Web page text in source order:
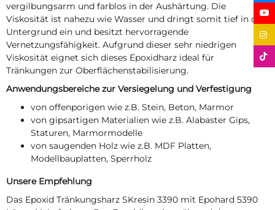
vergilbungsarm und farblos in der Aushärtung. Die
Viskosität ist nahezu wie Wasser und dringt somit tief in den
Untergrund ein und besitzt hervorragende
Vernetzungsfähigkeit. Aufgrund dieser sehr niedrigen
Viskosität eignet sich dieses Epoxidharz ideal für
Tränkungen zur Oberflächenstabilisierung.
Anwendungsbereiche zur Versiegelung und Verfestigung
von offenporigen wie z.B. Stein, Beton, Marmor
von gipsartigen Materialien wie z.B. Alabaster Gips,
Staturen, Marmormodelle
von saugenden Holz wie z.B. MDF Platten,
Modellbauplatten, Sperrholz
Unsere Empfehlung
Das Epoxid Tränkungsharz SKresin 3390 mit Epohard 5390